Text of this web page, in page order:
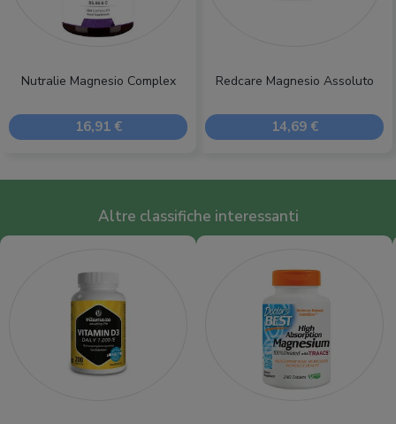
Nutralie Magnesio Complex
16,91 €
Redcare Magnesio Assoluto
14,69 €
Altre classifiche interessanti